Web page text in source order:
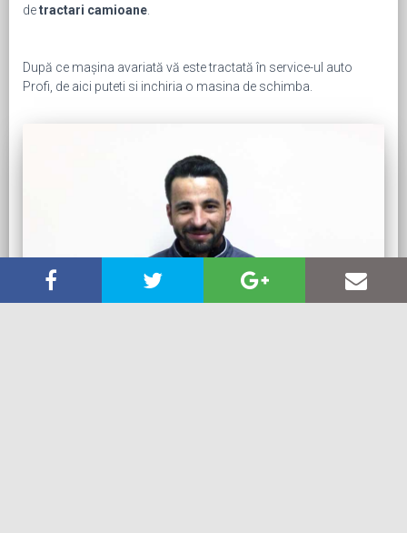
detractari camioane
După ce mașina avariată vă este tractată în service-ul auto
Profi, de aici puteti si inchiria o masina de schimba.